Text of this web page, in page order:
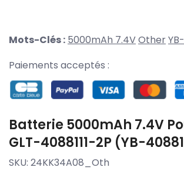
Mots-Clés : 5000mAh 7.4VOther
Paiements acceptés :
Batterie 5000mAh 7.4V
GLT-4088111-2P (YB-
SKU: 24KK34A08_Oth